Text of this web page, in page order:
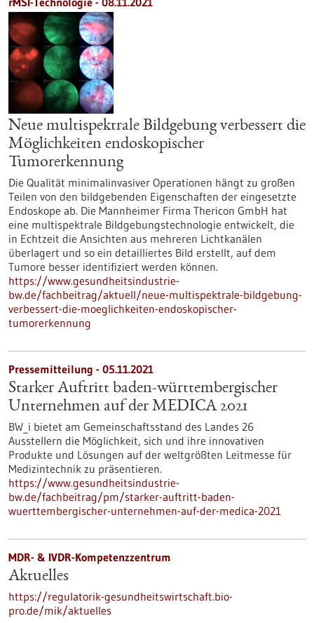
Neue multispektrale Bildgebung verbessert die
Möglichkeiten endoskopischer
Tumorerkennung
Die Qualität minimalinvasiver Operationen hängt zu großen
Teilen von den bildgebenden Eigenschaften der eingesetzte
Endoskope ab. Die Mannheimer Firma Thericon GmbH hat
eine multispektrale Bildgebungstechnologie entwickelt, die
in Echtzeit die Ansichten aus mehreren Lichtkanälen
überlagert und so ein detailliertes Bild erstellt, auf dem
Tumore besser identifiziert werden können.
https://www.gesundheitsindustrie-
bw.de/fachbeitrag/aktuell/neue-multispektrale-bildgebung-
verbessert-die-moeglichkeiten-endoskopischer-
tumorerkennung
Pressemitteilung - 05.11.2021
Starker Auftritt baden-württembergischer
Unternehmen auf der MEDICA 2021
BW_i bietet am Gemeinschaftsstand des Landes 26
Ausstellern die Möglichkeit, sich und ihre innovativen
Produkte und Lösungen auf der weltgrößten Leitmesse für
Medizintechnik zu präsentieren.
https://www.gesundheitsindustrie-
bw.de/fachbeitrag/pm/starker-auftritt-baden-
wuerttembergischer-unternehmen-auf-der-medica-2021
MDR- & IVDR-Kompetenzzentrum
Aktuelles
https://regulatorik-gesundheitswirtschaft.bio-
pro.de/mik/aktuelles